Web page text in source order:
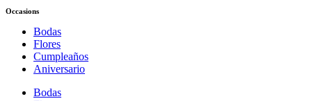
Occasions
Bodas
Flores
Cumpleaños
Aniversario
Bodas